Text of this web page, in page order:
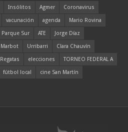
Insólitos Agmer
Coronavirus
vacunación agenda
Mario Rovina
Parque Sur ATE
Jorge Díaz
Marbot Urribarri
Clara Chauvín
Regatas elecciones
TORNEO FEDERAL A
fútbol local cine San Martín